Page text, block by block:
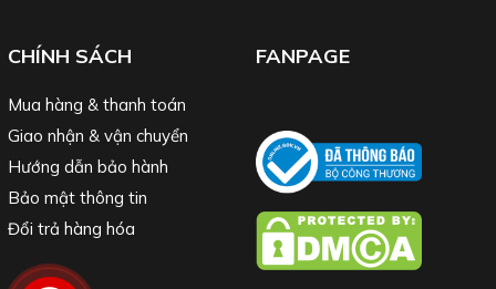
CHÍNH SÁCH
Mua hàng & thanh toán
Giao nhận & vận chuyển
Hướng dẫn bảo hành
Bảo mật thông tin
Đổi trả hàng hóa
FANPAGE